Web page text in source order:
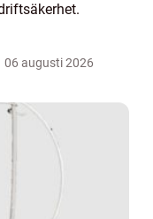
06 augusti 2026